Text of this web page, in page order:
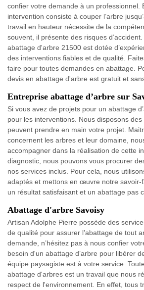
confier votre demande à un professionnel.
intervention consiste à couper l’arbre
travail en hauteur nécessite de la
souvent, il présente des risques
abattage d'arbre 21500 est dotée
des interventions fiables et de qualité.
faire pour toutes demandes en abattage.
devis en abattage d'arbre est gratuit et
Entreprise abattage d’arbre sur
Si vous avez de projets pour un abattage
pour les interventions. Nous disposons
peuvent prendre en main votre projet.
concernent les arbres et leur domaine,
accompagner dans la réalisation de cette
diagnostic, nous pouvons vous procurer
nos services inclus. Pour cela, nous
adaptés et mettons en œuvre notre savoir-
un résultat satisfaisant et un abattage pas
Abattage d'arbre Savoisy
Artisan Adolphe Pierre possède des
de qualité pour assurer l’abattage de tout
demande, n’hésitez pas à nous confier
besoin d'un abattage d’arbre pour libérer
équipe paysagiste est à votre service.
abattage d'arbres est un travail que nous
respect de l'environnement. En effet, tous